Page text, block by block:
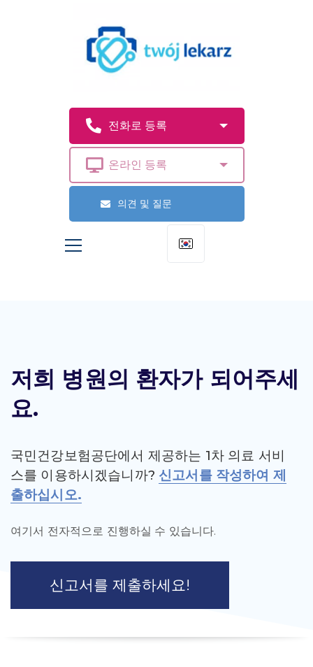
의견 및 질문
저희 병원의 환자가 되어주세
요.
국민건강보험공단에서 제공하는 1차 의료 서비
스를 이용하시겠습니까? 신고서를 작성하여 제
출하십시오.
여기서 전자적으로 진행하실 수 있습니다.
신고서를 제출하세요!